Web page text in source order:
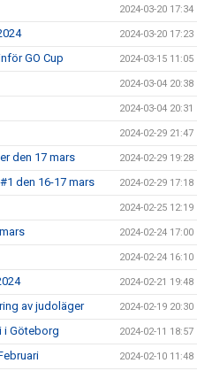
2024-03-20 17:34
2024-03-20 17:23
GO Cup 2024-03-15 11:05
2024-03-04 20:38
2024-03-04 20:31
2024-02-29 21:47
den 17 mars 2024-02-29 19:28
den 16-17 mars 2024-02-29 17:18
2024-02-25 12:19
2024-02-24 17:00
2024-02-24 16:10
2024-02-21 19:48
av judoläger 2024-02-19 20:30
i Göteborg 2024-02-11 18:57
2024-02-10 11:48